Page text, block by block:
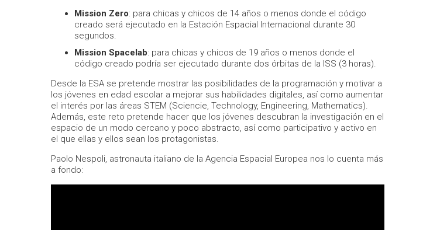
Mission Zero: para chicas y chicos de 14 años o menos donde el código
creado será ejecutado en la Estación Espacial Internacional durante 30
segundos.
Mission Spacelab: para chicas y chicos de 19 años o menos donde el
código creado podría ser ejecutado durante dos órbitas de la ISS (3 horas).
Desde la ESA se pretende mostrar las posibilidades de la programación y motivar a
los jóvenes en edad escolar a mejorar sus habilidades digitales, así como aumentar
el interés por las áreas STEM (Sciencie, Technology, Engineering, Mathematics).
Además, este reto pretende hacer que los jóvenes descubran la investigación en el
espacio de un modo cercano y poco abstracto, así como participativo y activo en
el que ellas y ellos sean los protagonistas.
Paolo Nespoli, astronauta italiano de la Agencia Espacial Europea nos lo cuenta más
a fondo: